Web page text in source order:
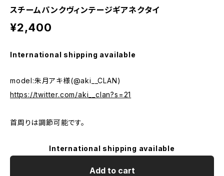
スチームパンクヴィンテージギアネクタイ
¥2,400
International shipping available
model:朱月アキ様(@aki__CLAN)
https://twitter.com/aki__clan?s=21
首周りは調節可能です。
International shipping available
Add to cart